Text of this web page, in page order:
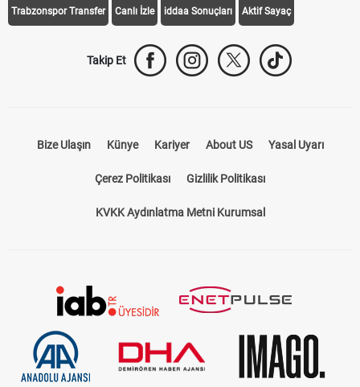
Trabzonspor Transfer Canlı İzle iddaa Sonuçları Aktif Sayaç
Takip Et
Bize Ulaşın Künye Kariyer About US Yasal Uyarı
Çerez Politikası Gizlilik Politikası
KVKK Aydınlatma Metni Kurumsal